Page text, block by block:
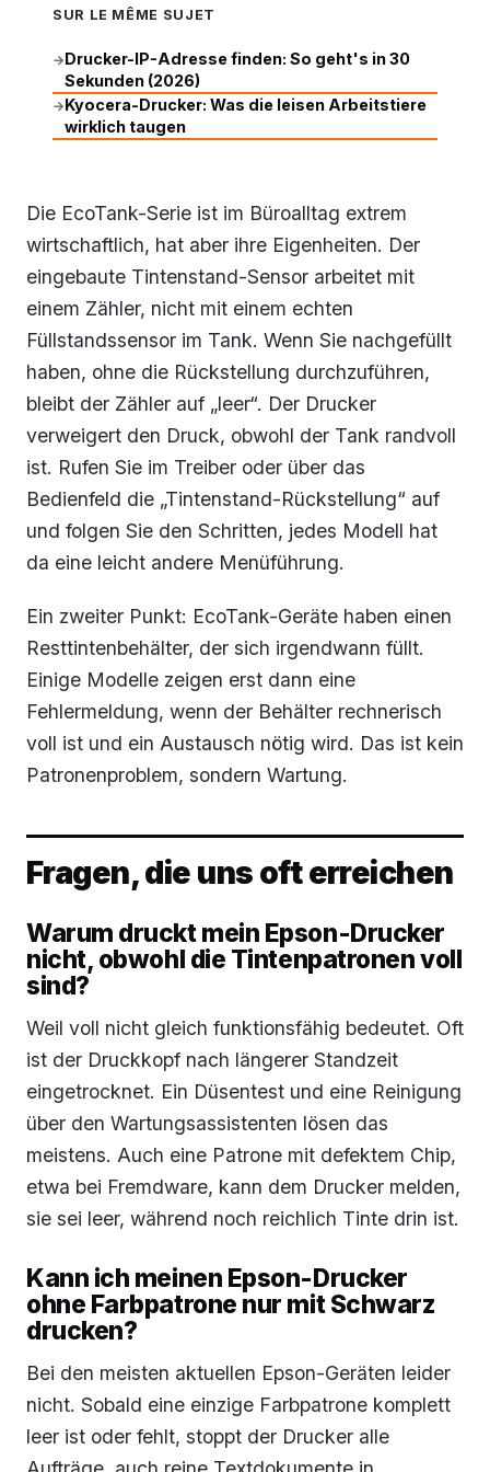
SUR LE MÊME SUJET
→Drucker-IP-Adresse finden: So geht's in 30
Sekunden (2026)
→Kyocera-Drucker: Was die leisen Arbeitstiere
wirklich taugen
Die EcoTank-Serie ist im Büroalltag extrem
wirtschaftlich, hat aber ihre Eigenheiten. Der
eingebaute Tintenstand-Sensor arbeitet mit
einem Zähler, nicht mit einem echten
Füllstandssensor im Tank. Wenn Sie nachgefüllt
haben, ohne die Rückstellung durchzuführen,
bleibt der Zähler auf „leer“. Der Drucker
verweigert den Druck, obwohl der Tank randvoll
ist. Rufen Sie im Treiber oder über das
Bedienfeld die „Tintenstand-Rückstellung“ auf
und folgen Sie den Schritten, jedes Modell hat
da eine leicht andere Menüführung.
Ein zweiter Punkt: EcoTank-Geräte haben einen
Resttintenbehälter, der sich irgendwann füllt.
Einige Modelle zeigen erst dann eine
Fehlermeldung, wenn der Behälter rechnerisch
voll ist und ein Austausch nötig wird. Das ist kein
Patronenproblem, sondern Wartung.
Fragen, die uns oft erreichen
Warum druckt mein Epson-Drucker
nicht, obwohl die Tintenpatronen voll
sind?
Weil voll nicht gleich funktionsfähig bedeutet. Oft
ist der Druckkopf nach längerer Standzeit
eingetrocknet. Ein Düsentest und eine Reinigung
über den Wartungsassistenten lösen das
meistens. Auch eine Patrone mit defektem Chip,
etwa bei Fremdware, kann dem Drucker melden,
sie sei leer, während noch reichlich Tinte drin ist.
Kann ich meinen Epson-Drucker
ohne Farbpatrone nur mit Schwarz
drucken?
Bei den meisten aktuellen Epson-Geräten leider
nicht. Sobald eine einzige Farbpatrone komplett
leer ist oder fehlt, stoppt der Drucker alle